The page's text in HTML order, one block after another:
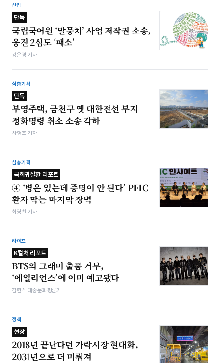
산업
단독
국립국어원 ‘말뭉치’ 사업 저작권 소송,
웅진 2심도 ‘패소’
강은경 기자
심층기획
단독
부영주택, 금천구 옛 대한전선 부지
정화명령 취소 소송 각하
차형조 기자
심층기획
극희귀질환 리포트
④ ‘병은 있는데 증명이 안 된다’ PFIC
환자 막는 마지막 장벽
최영찬 기자
라이프
K컬처 리포트
BTS의 그래미 출품 거부,
‘에일리언스’에 이미 예고됐다
김헌식 대중문화평론가
정책
현장
2018년 끝난다던 가락시장 현대화,
2031년으로 더 미뤄져